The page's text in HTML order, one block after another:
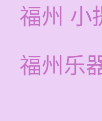
福州 小
福州乐